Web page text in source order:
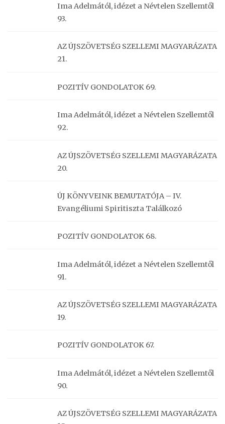
Ima Adelmától, idézet a Névtelen Szellemtől
93.
AZ ÚJSZÖVETSÉG SZELLEMI MAGYARÁZATA
21.
POZITÍV GONDOLATOK 69.
Ima Adelmától, idézet a Névtelen Szellemtől
92.
AZ ÚJSZÖVETSÉG SZELLEMI MAGYARÁZATA
20.
ÚJ KÖNYVEINK BEMUTATÓJA – IV.
Evangéliumi Spiritiszta Találkozó
POZITÍV GONDOLATOK 68.
Ima Adelmától, idézet a Névtelen Szellemtől
91.
AZ ÚJSZÖVETSÉG SZELLEMI MAGYARÁZATA
19.
POZITÍV GONDOLATOK 67.
Ima Adelmától, idézet a Névtelen Szellemtől
90.
AZ ÚJSZÖVETSÉG SZELLEMI MAGYARÁZATA